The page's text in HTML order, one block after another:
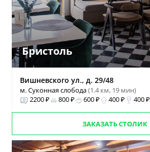
Бристоль
Вишневского ул., д. 29/48
м. Суконная слобода(1.4 км, 19 мин)
2200 ₽
800 ₽ 600 ₽ 400 ₽ 400 ₽
ЗАКАЗАТЬ СТОЛИК